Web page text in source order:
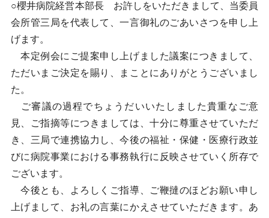
○櫻井病院経営本部長 お許しをいただきまして、当委員
会所管三局を代表して、一言御礼のごあいさつを申し上
げます。
本定例会にご提案申し上げました議案につきまして、
ただいまご決定を賜り、まことにありがとうございまし
た。
ご審議の過程でちょうだいいたしました貴重なご意
見、ご指摘等につきましては、十分に尊重させていただ
き、三局で連携協力し、今後の福祉・保健・医療行政並
びに病院事業における事務執行に反映させていく所存で
ございます。
今後とも、よろしくご指導、ご鞭撻のほどお願い申し
上げまして、お礼の言葉にかえさせていただきます。あ